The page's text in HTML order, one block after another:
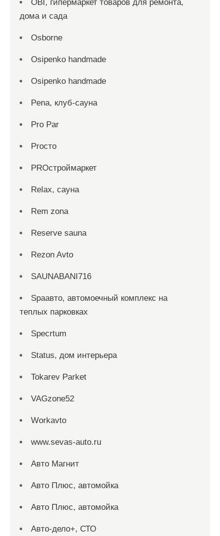
OBI, гипермаркет товаров для ремонта,
дома и сада
Osborne
Osipenko handmade
Osipenko handmade
Pena, клуб-сауна
Pro Par
Proсто
PROстроймаркет
Relax, сауна
Rem zona
Reserve sauna
Rezon Avto
SAUNABANI716
Spaавто, автомоечный комплекс на
теплых парковках
Specrtum
Status, дом интерьера
Tokarev Parket
VAGzone52
Workavto
www.sevas-auto.ru
Авто Магнит
Авто Плюс, автомойка
Авто Плюс, автомойка
Авто-дело+, СТО